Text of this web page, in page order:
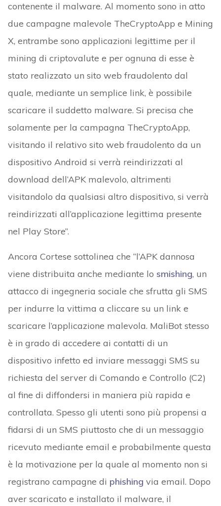
contenente il malware. Al momento sono in atto
due campagne malevole TheCryptoApp e Mining
X, entrambe sono applicazioni legittime per il
mining di criptovalute e per ognuna di esse è
stato realizzato un sito web fraudolento dal
quale, mediante un semplice link, è possibile
scaricare il suddetto malware. Si precisa che
solamente per la campagna TheCryptoApp,
visitando il relativo sito web fraudolento da un
dispositivo Android si verrà reindirizzati al
download dell’APK malevolo, altrimenti
visitandolo da qualsiasi altro dispositivo, si verrà
reindirizzati all’applicazione legittima presente
nel Play Store”.
Ancora Cortese sottolinea che “l’APK dannosa
viene distribuita anche mediante lo smishing, un
attacco di ingegneria sociale che sfrutta gli SMS
per indurre la vittima a cliccare su un link e
scaricare l’applicazione malevola. MaliBot stesso
è in grado di accedere ai contatti di un
dispositivo infetto ed inviare messaggi SMS su
richiesta del server di Comando e Controllo (C2)
al fine di diffondersi in maniera più rapida e
controllata. Spesso gli utenti sono più propensi a
fidarsi di un SMS piuttosto che di un messaggio
ricevuto mediante email e probabilmente questa
è la motivazione per la quale al momento non si
registrano campagne di phishing via email. Dopo
aver scaricato e installato il malware, il